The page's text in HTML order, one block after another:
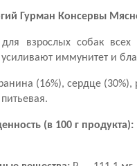
Гурман Консервы
взрослых собак
иммунитет и
(16%), сердце
(в 100 г продукта):